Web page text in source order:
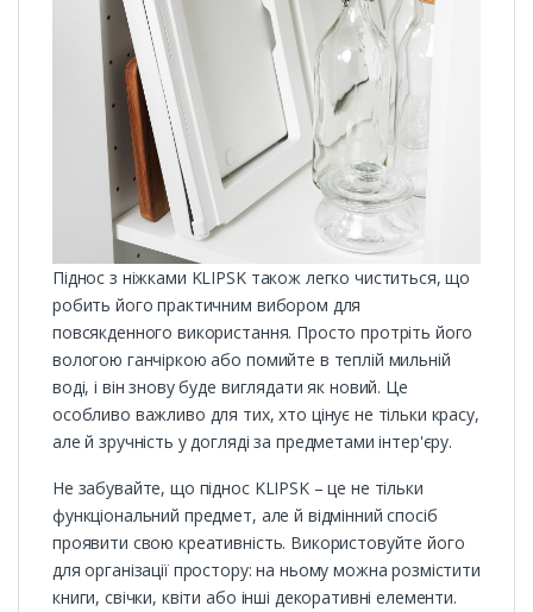
Піднос з ніжками KLIPSK також легко чиститься, що
робить його практичним вибором для
повсякденного використання. Просто протріть його
вологою ганчіркою або помийте в теплій мильній
воді, і він знову буде виглядати як новий. Це
особливо важливо для тих, хто цінує не тільки красу,
але й зручність у догляді за предметами інтер'єру.
Не забувайте, що піднос KLIPSK – це не тільки
функціональний предмет, але й відмінний спосіб
проявити свою креативність. Використовуйте його
для організації простору: на ньому можна розмістити
книги, свічки, квіти або інші декоративні елементи.